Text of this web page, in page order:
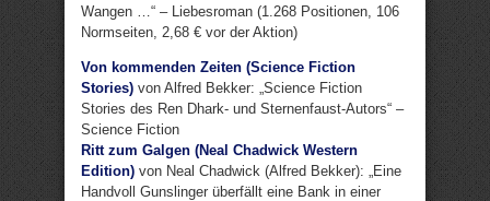
Wangen …“ – Liebesroman (1.268 Positionen, 106
Normseiten, 2,68 € vor der Aktion)
Von kommenden Zeiten (Science Fiction
Stories) von Alfred Bekker: „Science Fiction
Stories des Ren Dhark- und Sternenfaust-Autors“ –
Science Fiction
Ritt zum Galgen (Neal Chadwick Western
Edition) von Neal Chadwick (Alfred Bekker): „Eine
Handvoll Gunslinger überfällt eine Bank in einer